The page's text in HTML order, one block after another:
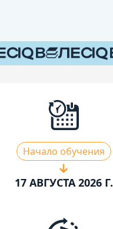
Начало обучения
17 АВГУСТА 2026 Г.